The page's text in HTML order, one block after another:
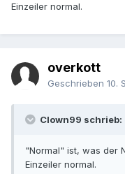
Einzeiler normal.
overkott
Geschrieben 10.
Clown99 schrieb:
"Normal" ist, was der
Einzeiler normal.